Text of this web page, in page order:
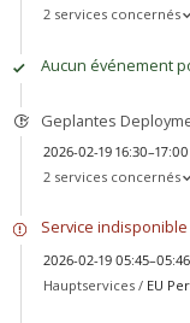
2 services concernés
Aucun événement
Geplantes
2026-02-19 16:30–17:00
2 services concernés
Service indisponible
2026-02-19
Hauptservices / EU